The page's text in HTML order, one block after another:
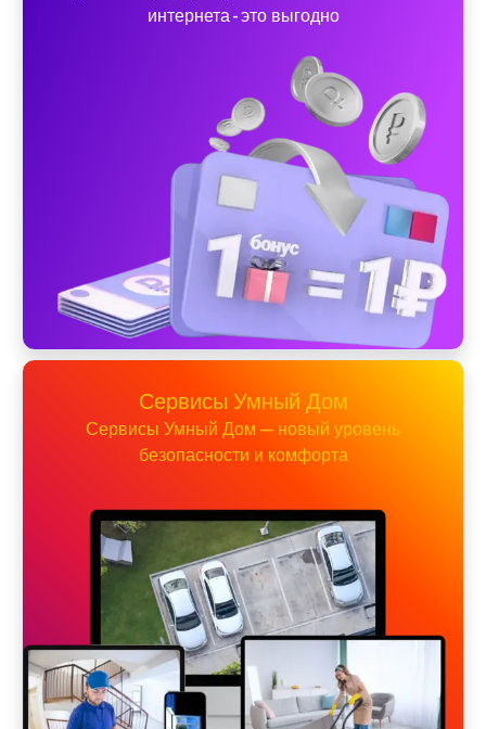
интернета - это выгодно
Сервисы Умный Дом
Сервисы Умный Дом — новый уровень
безопасности и комфорта